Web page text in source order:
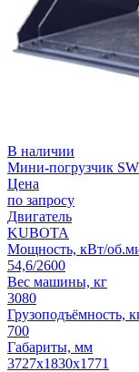
В наличии
Мини-погрузчик
Цена
по запросу
Двигатель
KUBOTA
Мощность, кВт/
54,6/2600
Вес машины, кг
3080
Грузоподъёмность,
700
Габариты, мм
3727х1830х1771